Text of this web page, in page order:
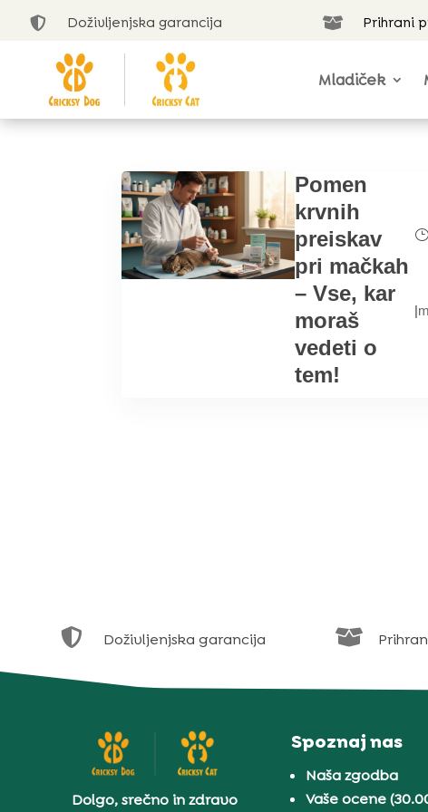
 Doživljenjska garancija  Prihrani
Mladiček
Pomen
krvnih
preiskav
pri mačkah
– Vse, kar
moraš
vedeti o
tem!
|
 Doživljenjska garancija 
Dolgo, srečno in zdravo
Spoznaj nas
Naša zgodba
Vaše ocene